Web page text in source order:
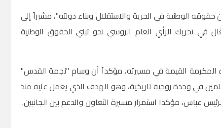
الوطنية في الحرية والاستقلال وبناء دولته"، مشيراً إلى
في تحريك الرأي العام الروسي نحو تبني الحقوق الوطنية
القيمة في مسيرته، مؤكداً أن وسام "نجمة القدس"
في وحدة روحية تاريخية، وهو الهدف الذي يعمل عليه منذ
عباس، مؤكدا استمرار مسيرة التعاون والدعم بين الجانبين.